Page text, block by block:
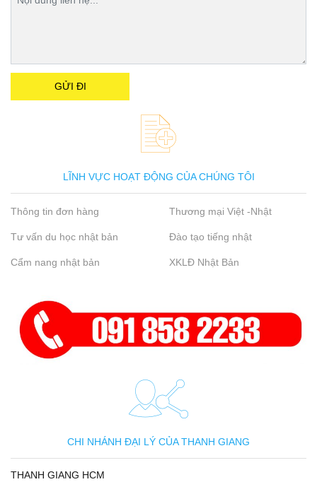
LĨNH VỰC HOẠT ĐỘNG CỦA CHÚNG TÔI
Thông tin đơn hàng Thương mại Việt -Nhật
Tư vấn du học nhật bản Đào tạo tiếng nhật
Cẩm nang nhật bản XKLĐ Nhật Bản
CHI NHÁNH ĐẠI LÝ CỦA THANH GIANG
THANH GIANG HCM